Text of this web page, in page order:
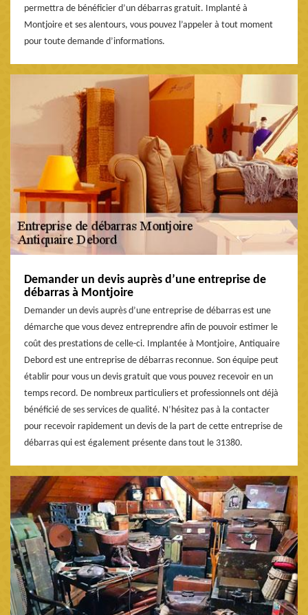
permettra de bénéficier d’un débarras gratuit. Implanté à
Montjoire et ses alentours, vous pouvez l’appeler à tout moment
pour toute demande d’informations.
Demander un devis auprès d’une entreprise de
débarras à Montjoire
Demander un devis auprès d’une entreprise de débarras est une
démarche que vous devez entreprendre afin de pouvoir estimer le
coût des prestations de celle-ci. Implantée à Montjoire, Antiquaire
Debord est une entreprise de débarras reconnue. Son équipe peut
établir pour vous un devis gratuit que vous pouvez recevoir en un
temps record. De nombreux particuliers et professionnels ont déjà
bénéficié de ses services de qualité. N’hésitez pas à la contacter
pour recevoir rapidement un devis de la part de cette entreprise de
débarras qui est également présente dans tout le 31380.